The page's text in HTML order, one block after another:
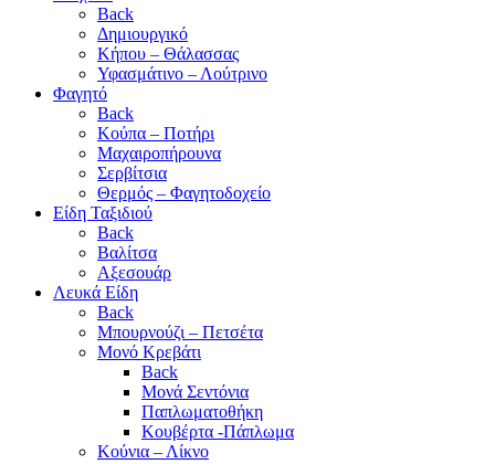
Back
Δημιουργικό
Κήπου – Θάλασσας
Υφασμάτινο – Λούτρινο
Φαγητό
Back
Κούπα – Ποτήρι
Μαχαιροπήρουνα
Σερβίτσια
Θερμός – Φαγητοδοχείο
Είδη Ταξιδιού
Back
Βαλίτσα
Αξεσουάρ
Λευκά Είδη
Back
Μπουρνούζι – Πετσέτα
Μονό Κρεβάτι
Back
Μονά Σεντόνια
Παπλωματοθήκη
Κουβέρτα -Πάπλωμα
Κούνια – Λίκνο